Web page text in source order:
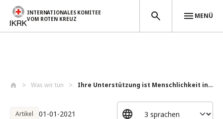
INTERNATIONALES KOMITEE
VOM ROTEN KREUZ
MENÜ
Was wir tun Ihre Unterstützung ist Menschlichkeit in...
Artikel 01-01-2021